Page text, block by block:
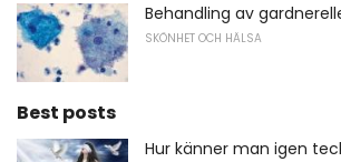
Behandling av
SKÖNHET OCH HÄLSA
Best posts
Hur känner man igen